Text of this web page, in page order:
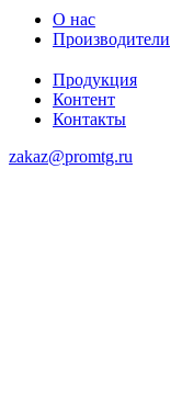
О нас
Производители
Продукция
Контент
Контакты
zakaz@promtg.ru